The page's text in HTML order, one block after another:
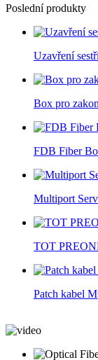
Poslední produkty
Uzavření
Box pro
FDB Fiber
Multiport
TOT
Patch kabel